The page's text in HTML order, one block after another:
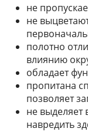
не
не
полотно
влиянию
обладает
пропитана
позволяет
не выделяет
навредить